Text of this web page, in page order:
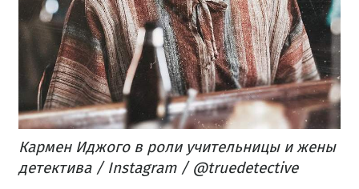
Кармен Иджого в роли учительницы и жены
детектива​ / Instagram / @truedetective